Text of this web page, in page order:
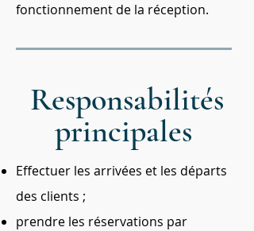
fonctionnement de la réception.
Responsabilités
principales
Effectuer les arrivées et les départs
des clients ;
prendre les réservations par